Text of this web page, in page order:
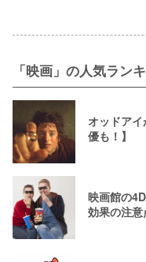
「映画」の人気ラン
オッドア
優も！】
映画館の
効果の注